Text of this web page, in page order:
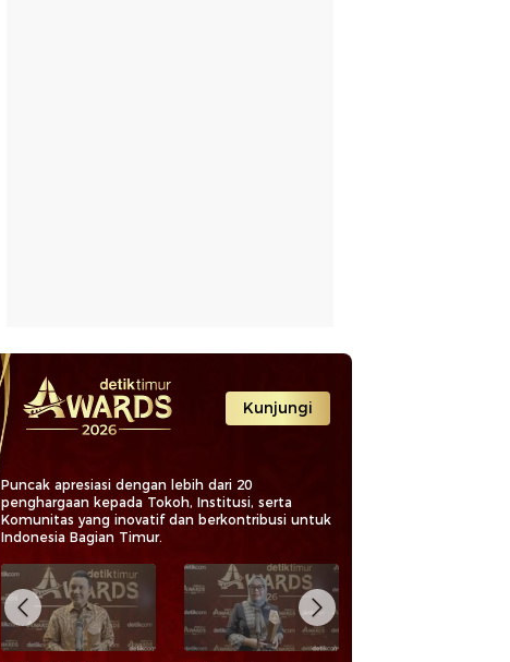
Kunjungi
Puncak apresiasi dengan lebih dari 20
penghargaan kepada Tokoh, Institusi, serta
Komunitas yang inovatif dan berkontribusi untuk
Indonesia Bagian Timur.